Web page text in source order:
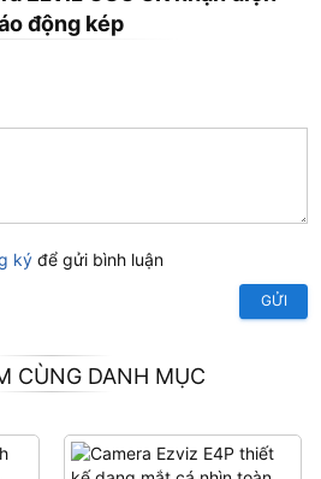
động kép
ký để gửi bình luận
GỬI
CÙNG DANH MỤC